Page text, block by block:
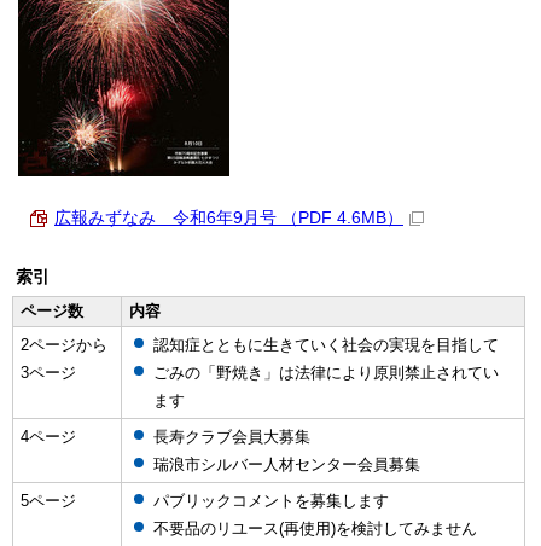
広報みずなみ 令和6年9月号 （PDF 4.6MB）
索引
ページ数
内容
2ページから
3ページ
認知症とともに生きていく社会の実現を目指して
ごみの「野焼き」は法律により原則禁止されてい
ます
4ページ
長寿クラブ会員大募集
瑞浪市シルバー人材センター会員募集
5ページ
パブリックコメントを募集します
不要品のリユース(再使用)を検討してみません